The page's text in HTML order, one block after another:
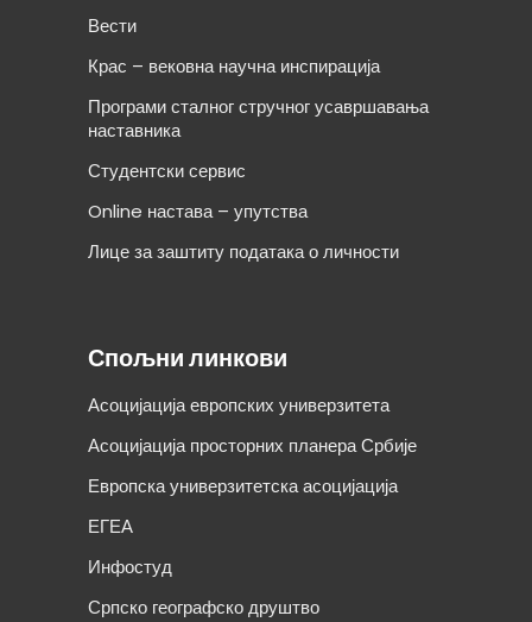
Вести
Крас – вековна научна инспирација
Програми сталног стручног усавршавања
наставника
Студентски сервис
Online настава – упутства
Лице за заштиту података о личности
Спољни линкови
Асоцијација европских универзитета
Асоцијација просторних планера Србије
Европска универзитетска асоцијација
ЕГЕА
Инфостуд
Српско географско друштво